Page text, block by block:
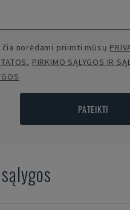
norėdami priimti mūsų
, PIRKIMO SĄLYGOS IR
PATEIKTI